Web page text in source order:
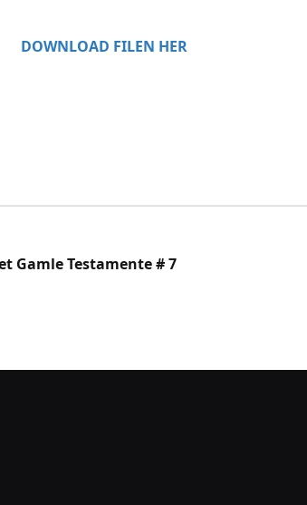
DOWNLOAD FILEN HER
Gamle Testamente # 7